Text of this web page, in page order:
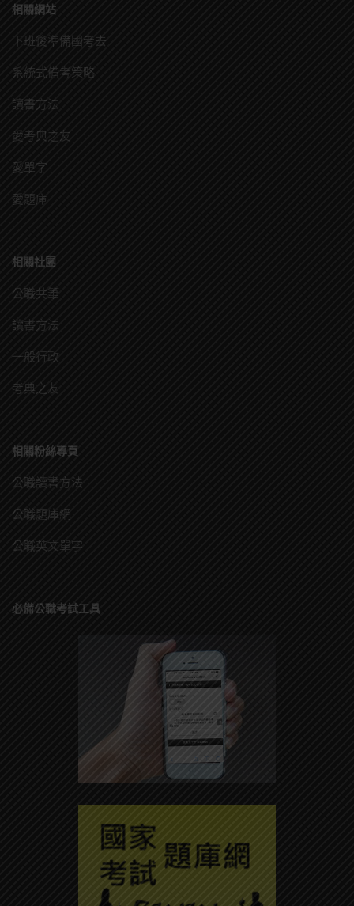
相關網站
下班後準備國考去
系統式備考策略
讀書方法
愛考典之友
愛單字
愛題庫
相關社團
公職共筆
讀書方法
一般行政
考典之友
相關粉絲專頁
公職讀書方法
公職題庫網
公職英文單字
必備公職考試工具